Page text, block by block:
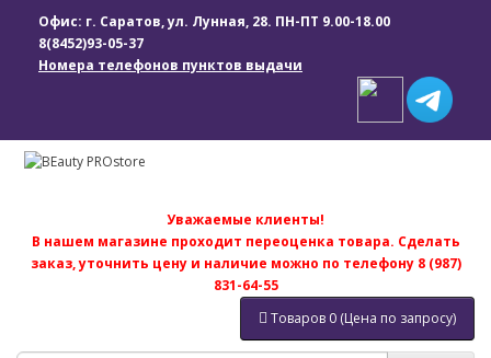
Офис: г. Саратов, ул. Лунная, 28. ПН-ПТ 9.00-18.00
8(8452)93-05-37
Номера телефонов пунктов выдачи
Уважаемые клиенты!
В нашем магазине проходит переоценка товара. Сделать
заказ, уточнить цену и наличие можно по телефону 8 (987)
831-64-55
Товаров 0 (Цена по запросу)